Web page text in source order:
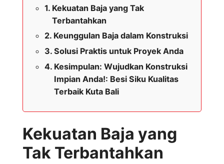
Kekuatan Baja yang Tak
Terbantahkan
Keunggulan Baja dalam Konstruksi
Solusi Praktis untuk Proyek Anda
Kesimpulan: Wujudkan Konstruksi
Impian Anda!: Besi Siku Kualitas
Terbaik Kuta Bali
Kekuatan Baja yang
Tak Terbantahkan